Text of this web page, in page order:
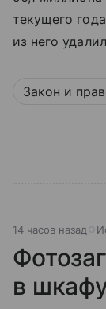
текущего
из него
Закон и
14 часов назад
в